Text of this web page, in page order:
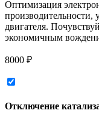
Оптимизация
двигателя.
экономичным
8000 ₽
Отключение